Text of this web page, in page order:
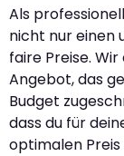
Als
nicht nur einen
faire Preise.
Angebot, das
Budget
dass du für
optimalen